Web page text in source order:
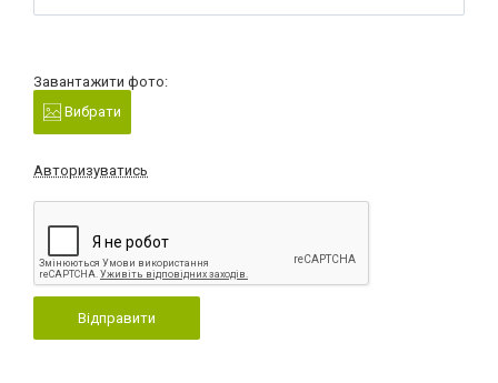
Завантажити фото:
Вибрати
Авторизуватись
Відправити